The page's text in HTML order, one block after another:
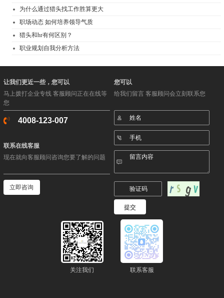
为什么通过猎头找工作胜算更大
职场动态 如何培养领导气质
猎头和hr有何区别？
职业规划自我分析方法
让我们更近一些，您可以
马上拨打企业专线 客服顾问正在在线等
您
4008-123-007
联系在线客服
现在就向客服顾问咨询您要了解的问题
立即咨询
您可以
给我们留言 客服顾问会立刻联系您
关注我们 联系客服